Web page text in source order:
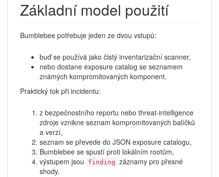
Základní model použití
Bumblebee potřebuje jeden ze dvou vstupů:
buď se používá jako čistý inventarizační scanner,
nebo dostane exposure catalog se seznamem
známých kompromitovaných komponent.
Praktický tok při incidentu:
z bezpečnostního reportu nebo threat-intelligence
zdroje vznikne seznam kompromitovaných balíčků
a verzí,
seznam se převede do JSON exposure catalogu,
Bumblebee se spustí proti lokálním rootům,
výstupem jsou
finding záznamy pro přesné
shody.